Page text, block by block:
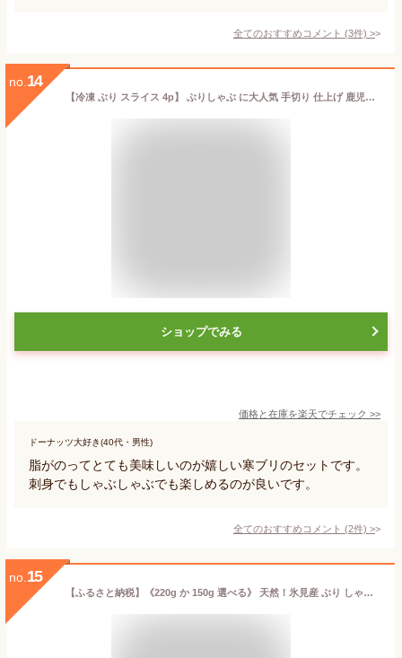
全てのおすすめコメント (3件) >
no. 14
【冷凍 ぶり スライス 4p】 ぶりしゃぶ に大人気 手切り 仕上げ 鹿児島産 冷凍 鰤 スライス 4パック(お刺身・しゃぶしゃぶ) そのまま 刺身 さしみ ぶりしゃぶ ぶり料理に プレゼント ギフト 贈答用にも 寒ブリ
ショップでみる
価格と在庫を楽天でチェック >>
ドーナッツ大好き(40代・男性)
脂がのってとても美味しいのが嬉しい寒ブリのセットです。
刺身でもしゃぶしゃぶでも楽しめるのが良いです。
全てのおすすめコメント (2件) >
no. 15
【ふるさと納税】《220g か 150g 選べる》 天然！氷見産 ぶり しゃぶしゃぶ 用 冷凍 鰤 〈冷凍〉【寒ぶり】